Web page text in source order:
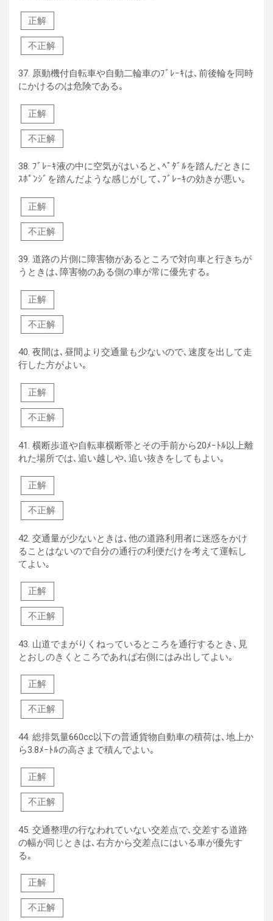
正解
不正解
37. 原動機付自転車や自動二輪車のﾌﾞﾚｰｷは､前後輪を同時
にかけるのは危険である｡
正解
不正解
38. ﾌﾞﾚｰｷ液の中に空気がはいると､ﾍﾟﾀﾞﾙを踏んだときに
ｽﾎﾟﾝｼﾞを踏んだような感じがして､ﾌﾞﾚｰｷの効きが悪い｡
正解
不正解
39. 道路の片側に障害物があるところで対向車と行きちが
うときは､障害物のある側の車が常に優先する｡
正解
不正解
40. 夜間は､昼間より交通量も少ないので､速度を出して走
行した方がよい｡
正解
不正解
41. 横断歩道や自転車横断帯とその手前から20ﾒｰﾄﾙ以上離
れた場所では､追い越しや､追い抜きをしてもよい｡
正解
不正解
42. 交通量が少ないときは､他の道路利用者に迷惑をかけ
ることはないので自分の通行の利便だけを考えて運転し
てよい｡
正解
不正解
43. 山道でまがりくねっているところを通行するとき､見
とおしのきくところであれば右側にはみ出してよい｡
正解
不正解
44. 総排気量660cc以下の普通貨物自動車の積荷は､地上か
ら3.8ﾒｰﾄﾙの高さまで積んでよい｡
正解
不正解
45. 交通整理の行なわれていない交差点で､交差する道路
の幅が同じときは､右方から交差点にはいる車が優先す
る｡
正解
不正解